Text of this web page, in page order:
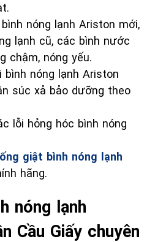
nóng lạnh Ariston mới,
lạnh cũ, các bình nước
chậm, nóng yếu.
bình nóng lạnh Ariston
súc xả bảo dưỡng theo
lỗi hỏng hóc bình nóng
giật bình nóng lạnh
hãng.
nóng lạnh
Cầu Giấy chuyên